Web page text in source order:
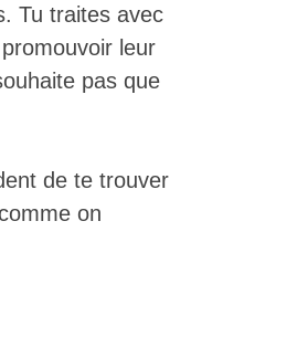
Tu traites avec
leur
pas que
de te trouver
on